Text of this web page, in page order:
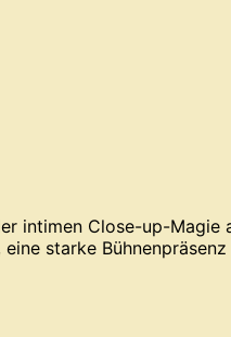
intimen Close-up-Magie
starke